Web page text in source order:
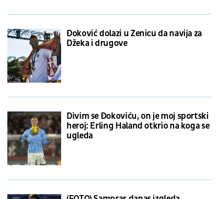
Đoković dolazi u Zenicu da navija za
Džeka i drugove
Divim se Đokoviću, on je moj sportski
heroj: Erling Haland otkrio na koga se
ugleda